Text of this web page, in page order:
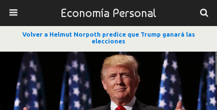
Economía Personal
Volver a Helmut Norpoth predice que Trump ganará las
elecciones